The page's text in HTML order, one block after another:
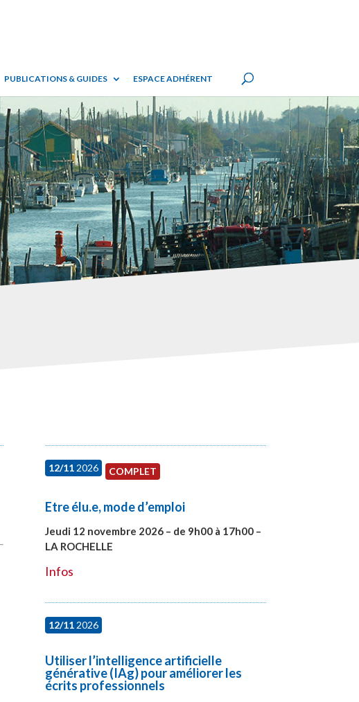
PUBLICATIONS & GUIDES ESPACE ADHÉRENT
12/112026 COMPLET
Etre élu.e, mode d’emploi
Jeudi 12 novembre 2026 – de 9h00 à 17h00 –
LA ROCHELLE
Infos
12/112026
Utiliser l’intelligence artificielle
générative (IAg) pour améliorer les
écrits professionnels